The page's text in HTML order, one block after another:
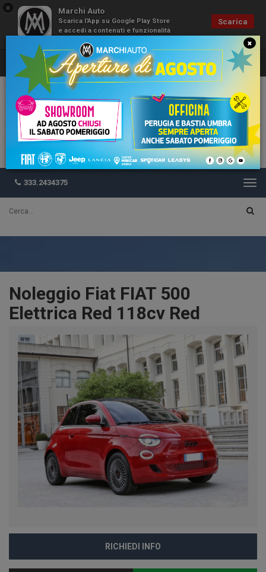
× Marchi Auto
Scarica l'App su Google Play Store
e accedi a contenuti e funzionalità
Scarica
333.2434375
Noleggio Fiat FIAT 500
Elettrica Red 118cv Red
RICHIEDI INFO
×